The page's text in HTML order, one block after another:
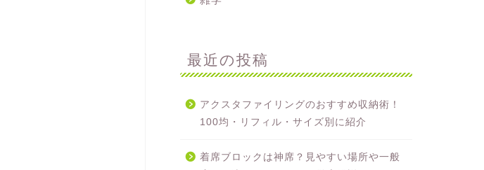
最近の投稿
アクスタファイリングのおすすめ収納術！
100均・リフィル・サイズ別に紹介
着席ブロックは神席？見やすい場所や一般